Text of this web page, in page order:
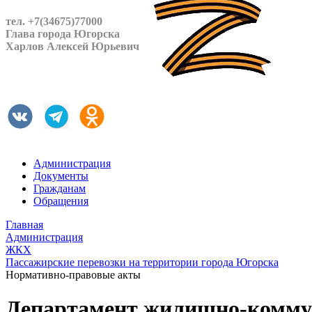
тел. +7(34675)77000
Глава города Югорска
Харлов Алексей Юрьевич
Администрация
Документы
Гражданам
Обращения
Главная
Администрация
ЖКХ
Пассажирские перевозки на территории города Югорска
Нормативно-правовые акты